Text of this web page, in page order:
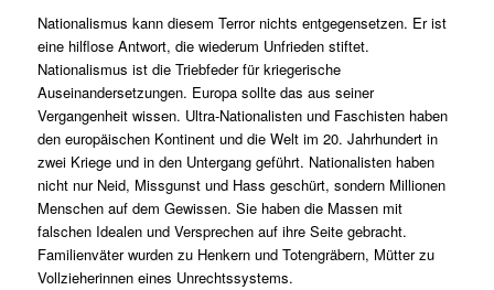
Nationalismus kann diesem Terror nichts entgegensetzen. Er ist
eine hilflose Antwort, die wiederum Unfrieden stiftet.
Nationalismus ist die Triebfeder für kriegerische
Auseinandersetzungen. Europa sollte das aus seiner
Vergangenheit wissen. Ultra-Nationalisten und Faschisten haben
den europäischen Kontinent und die Welt im 20. Jahrhundert in
zwei Kriege und in den Untergang geführt. Nationalisten haben
nicht nur Neid, Missgunst und Hass geschürt, sondern Millionen
Menschen auf dem Gewissen. Sie haben die Massen mit
falschen Idealen und Versprechen auf ihre Seite gebracht.
Familienväter wurden zu Henkern und Totengräbern, Mütter zu
Vollzieherinnen eines Unrechtssystems.